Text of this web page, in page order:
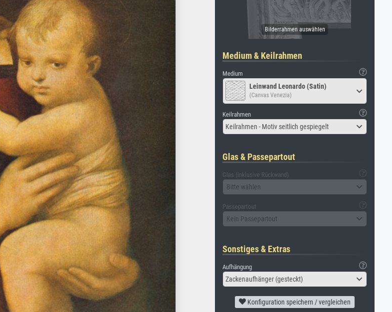
Medium & Keilrahmen
Medium
Leinwand Leonardo (Satin)
(Canvas Venezia)
Keilrahmen
Keilrahmen - Motiv seitlich gespiegelt
Glas & Passepartout
Glas (inklusive Rückwand)
Bitte wählen
Passepartout
Kein Passepartout
Sonstiges & Extras
Aufhängung
Zackenaufhänger (gesteckt)
Konfiguration speichern / vergleichen